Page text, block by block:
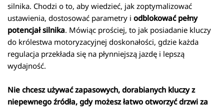
silnika. Chodzi o to, aby wiedzieć, jak zoptymalizować
ustawienia, dostosować parametry i odblokować pełny
potencjał silnika. Mówiąc prościej, to jak posiadanie kluczy
do królestwa motoryzacyjnej doskonałości, gdzie każda
regulacja przekłada się na płynniejszą jazdę i lepszą
wydajność.
Nie chcesz używać zapasowych, dorabianych kluczy z
niepewnego źródła, gdy możesz łatwo otworzyć drzwi za